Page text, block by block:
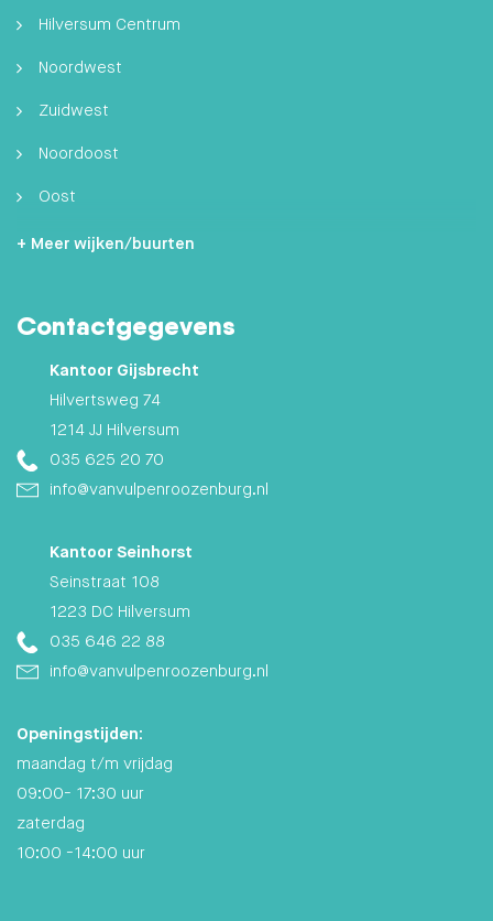
Hilversum Centrum
Noordwest
Zuidwest
Noordoost
Oost
Zuidoost
Zuid
+ Meer wijken/buurten
Contactgegevens
Kantoor Gijsbrecht
Hilvertsweg 74
1214 JJ Hilversum
035 625 20 70
info@vanvulpenroozenburg.nl
Kantoor Seinhorst
Seinstraat 108
1223 DC Hilversum
035 646 22 88
info@vanvulpenroozenburg.nl
Openingstijden:
maandag t/m vrijdag
09:00- 17:30 uur
zaterdag
10:00 -14:00 uur